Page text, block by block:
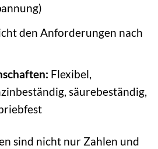
den Anforderungen nach
Flexibel,
säurebeständig,
sind nicht nur Zahlen und